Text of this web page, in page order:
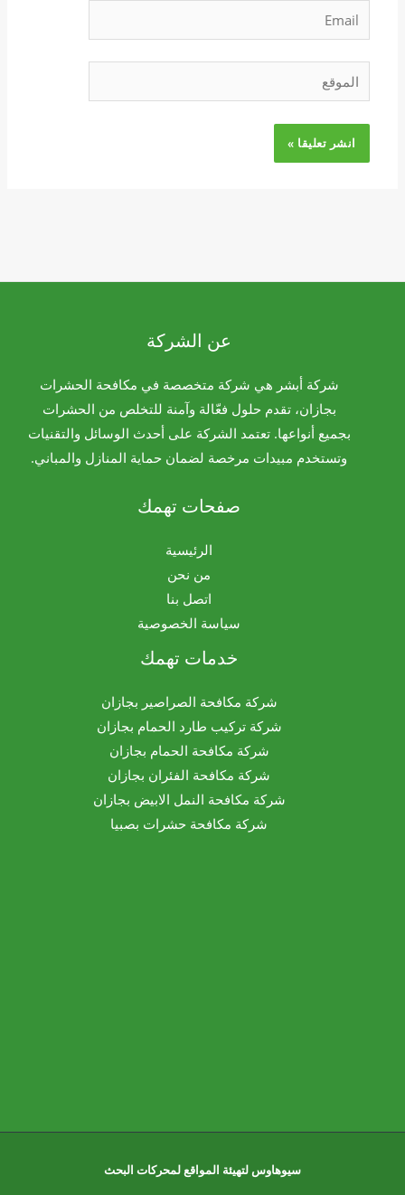
Email
الموقع
عن الشركة
شركة أبشر هي شركة متخصصة في مكافحة الحشرات
بجازان، تقدم حلول فعّالة وآمنة للتخلص من الحشرات
بجميع أنواعها. تعتمد الشركة على أحدث الوسائل والتقنيات
وتستخدم مبيدات مرخصة لضمان حماية المنازل والمباني.
صفحات تهمك
الرئيسية
من نحن
اتصل بنا
سياسة الخصوصية
خدمات تهمك
شركة مكافحة الصراصير بجازان
شركة تركيب طارد الحمام بجازان
شركة مكافحة الحمام بجازان
شركة مكافحة الفئران بجازان
شركة مكافحة النمل الابيض بجازان
شركة مكافحة حشرات بصبيا
سيوهاوس لتهيئة المواقع لمحركات البحث